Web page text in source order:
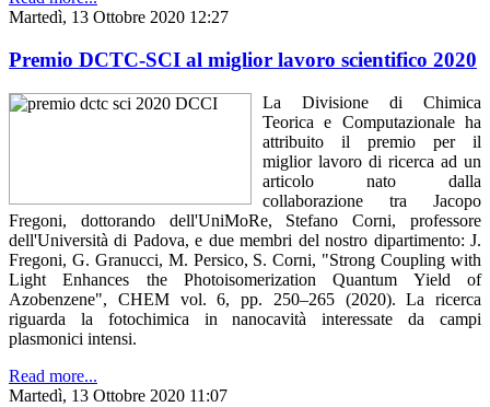
Martedì, 13 Ottobre 2020 12:27
Premio DCTC-SCI al miglior lavoro scientifico 2020
La Divisione di Chimica
Teorica e Computazionale ha
attribuito il premio per il
miglior lavoro di ricerca ad un
articolo nato dalla
collaborazione tra Jacopo
Fregoni, dottorando dell'UniMoRe, Stefano Corni, professore
dell'Università di Padova, e due membri del nostro dipartimento: J.
Fregoni, G. Granucci, M. Persico, S. Corni, "Strong Coupling with
Light Enhances the Photoisomerization Quantum Yield of
Azobenzene", CHEM vol. 6, pp. 250–265 (2020). La ricerca
riguarda la fotochimica in nanocavità interessate da campi
plasmonici intensi.
Read more...
Martedì, 13 Ottobre 2020 11:07